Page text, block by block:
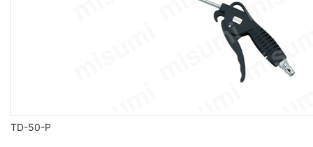
TD-50-P